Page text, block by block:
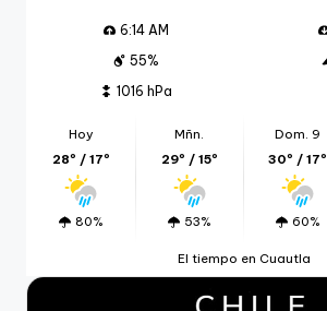
6:14 AM
55%
1016 hPa
Hoy
28º / 17º
80%
Mñn.
29º / 15º
53%
Dom. 9
30º / 17º
60%
El tiempo en Cuautla